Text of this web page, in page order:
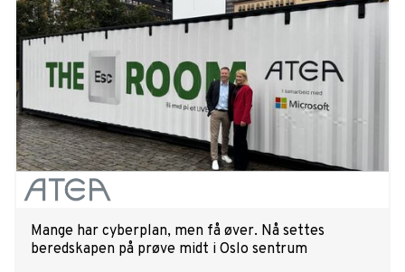
Mange har cyberplan, men få øver. Nå settes
beredskapen på prøve midt i Oslo sentrum